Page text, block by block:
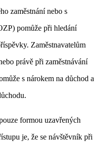
zaměstnání nebo s
pomůže při hledání
Zaměstnavatelům
právě při zaměstnávání
s nárokem na důchod a
formou uzavřených
je, že se návštěvník při